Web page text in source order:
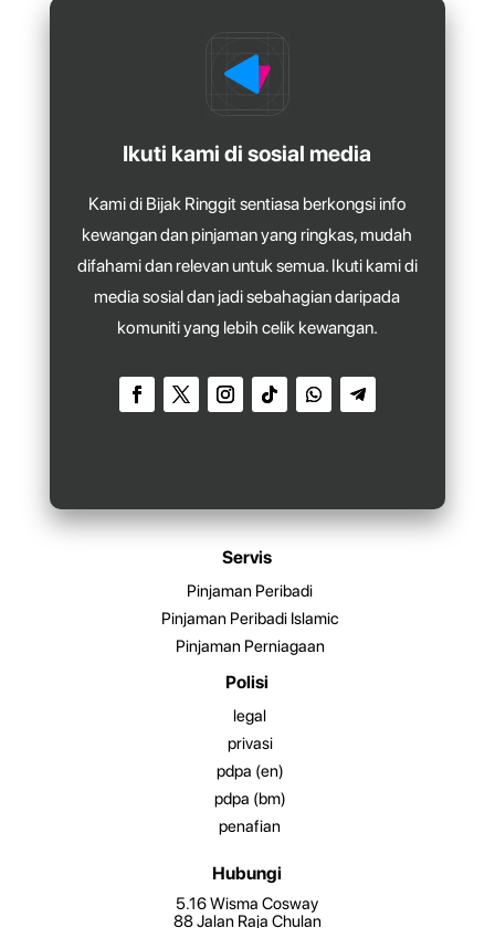
Ikuti kami di sosial media
Kami di Bijak Ringgit sentiasa berkongsi info
kewangan dan pinjaman yang ringkas, mudah
difahami dan relevan untuk semua. Ikuti kami di
media sosial dan jadi sebahagian daripada
komuniti yang lebih celik kewangan.
Servis
Pinjaman Peribadi
Pinjaman Peribadi Islamic
Pinjaman Perniagaan
Polisi
legal
privasi
pdpa (en)
pdpa (bm)
penafian
Hubungi
5.16 Wisma Cosway
88 Jalan Raja Chulan